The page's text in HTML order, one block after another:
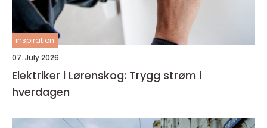
inspiration
07. July 2026
Elektriker i Lørenskog: Trygg strøm i
hverdagen